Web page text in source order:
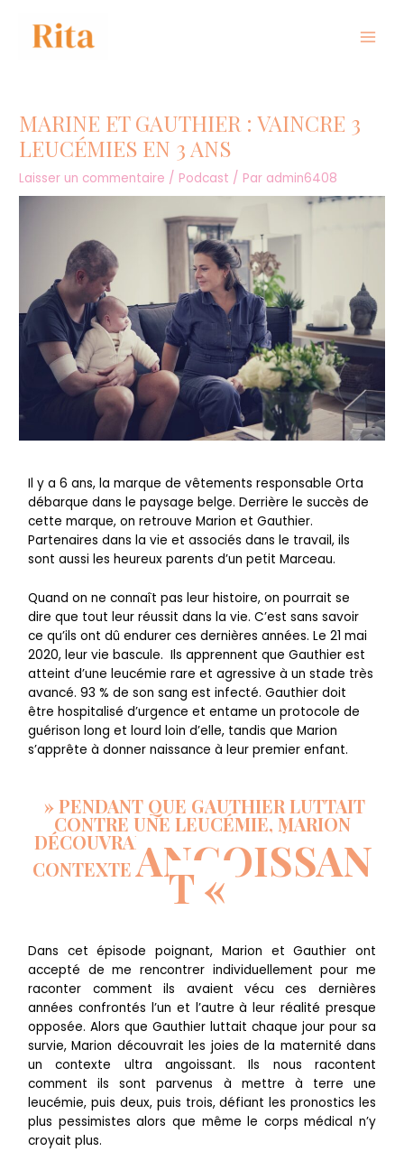
MARINE ET GAUTHIER : VAINCRE 3
LEUCÉMIES EN 3 ANS
Laisser un commentaire / Podcast / Par admin6408
Il y a 6 ans, la marque de vêtements responsable Orta
débarque dans le paysage belge. Derrière le succès de
cette marque, on retrouve Marion et Gauthier.
Partenaires dans la vie et associés dans le travail, ils
sont aussi les heureux parents d’un petit Marceau.
Quand on ne connaît pas leur histoire, on pourrait se
dire que tout leur réussit dans la vie. C’est sans savoir
ce qu’ils ont dû endurer ces dernières années. Le 21 mai
2020, leur vie bascule. Ils apprennent que Gauthier est
atteint d’une leucémie rare et agressive à un stade très
avancé. 93 % de son sang est infecté. Gauthier doit
être hospitalisé d’urgence et entame un protocole de
guérison long et lourd loin d’elle, tandis que Marion
s’apprête à donner naissance à leur premier enfant.
» PENDANT QUE GAUTHIER LUTTAIT
CONTRE UNE LEUCÉMIE, MARION
DÉCOUVRAIT LA MATERNITÉ DANS UN
CONTEXTE ANGOISSAN
T«
Dans cet épisode poignant, Marion et Gauthier ont
accepté de me rencontrer individuellement pour me
raconter comment ils avaient vécu ces dernières
années confrontés l’un et l’autre à leur réalité presque
opposée. Alors que Gauthier luttait chaque jour pour sa
survie, Marion découvrait les joies de la maternité dans
un contexte ultra angoissant. Ils nous racontent
comment ils sont parvenus à mettre à terre une
leucémie, puis deux, puis trois, défiant les pronostics les
plus pessimistes alors que même le corps médical n’y
croyait plus.